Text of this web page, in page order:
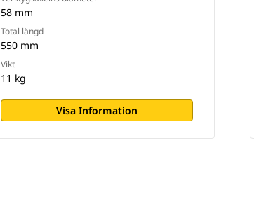
58 mm
Total längd
550 mm
Vikt
11 kg
Visa Information